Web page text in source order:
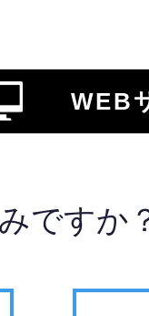
WEB
ですか